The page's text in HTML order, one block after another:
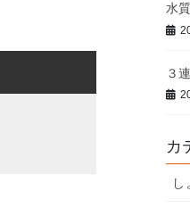
水
３
カ
し